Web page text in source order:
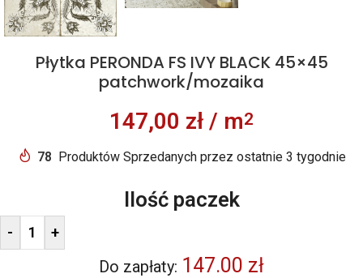
Płytka PERONDA FS IVY BLACK 45×45
patchwork/mozaika
147,00 zł / m2
78 Produktów Sprzedanych przez ostatnie 3 tygodnie
Ilość paczek
- +
Do zapłaty: 147.00 zł